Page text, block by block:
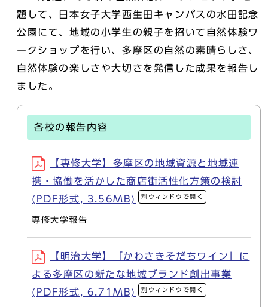
題して、日本女子大学西生田キャンパスの水田記念
公園にて、地域の小学生の親子を招いて自然体験ワ
ークショップを行い、多摩区の自然の素晴らしさ、
自然体験の楽しさや大切さを発信した成果を報告し
ました。
各校の報告内容
【専修大学】多摩区の地域資源と地域連
携・協働を活かした商店街活性化方策の検討
(PDF形式, 3.56MB)
別ウィンドウで開く
専修大学報告
【明治大学】「かわさきそだちワイン」に
よる多摩区の新たな地域ブランド創出事業
(PDF形式, 6.71MB)
別ウィンドウで開く